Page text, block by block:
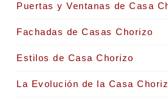
Puertas y Ventanas de Casa
Fachadas de Casas Chorizo
Estilos de Casa Chorizo
La Evolución de la Casa